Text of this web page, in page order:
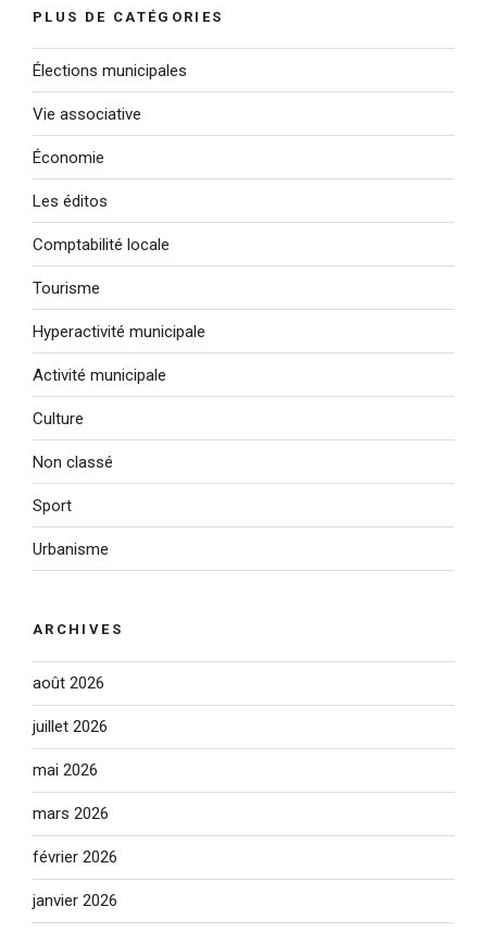
PLUS DE CATÉGORIES
Élections municipales
Vie associative
Économie
Les éditos
Comptabilité locale
Tourisme
Hyperactivité municipale
Activité municipale
Culture
Non classé
Sport
Urbanisme
ARCHIVES
août 2026
juillet 2026
mai 2026
mars 2026
février 2026
janvier 2026